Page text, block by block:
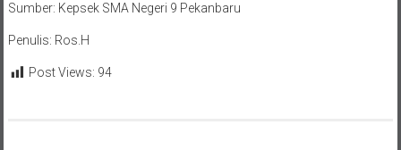
Sumber: Kepsek SMA Negeri 9 Pekanbaru
Penulis: Ros.H
Post Views: 94